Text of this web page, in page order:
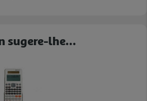
sugere-lhe...